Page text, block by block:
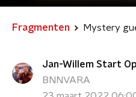
Fragmenten
Jan-Willem Start
BNNVARA